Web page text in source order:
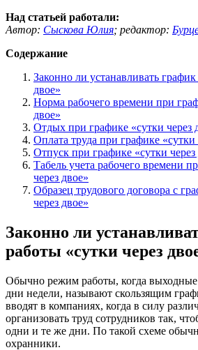
Над статьей работали:
Автор: Сыскова Юлия; редактор:
Содержание
Законно ли устанавливать
двое»
Норма рабочего времени при
двое»
Отдых при графике «сутки через
Оплата труда при графике «сутки
Отпуск при графике «сутки через
Табель учета рабочего времени
через двое»
Образец трудового договора с
через двое»
Законно ли
работы «сутки через
Обычно режим работы, когда
дни недели, называют скользящим
вводят в компаниях, когда в силу
организовать труд сотрудников так,
одни и те же дни. По такой схеме
охранники.